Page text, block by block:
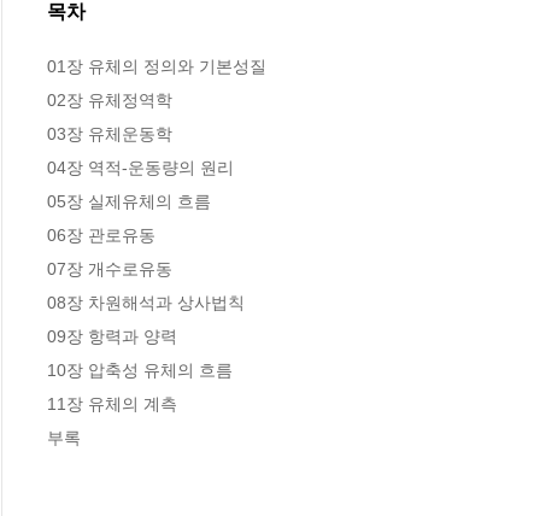
목차
01장 유체의 정의와 기본성질
02장 유체정역학
03장 유체운동학
04장 역적-운동량의 원리
05장 실제유체의 흐름
06장 관로유동
07장 개수로유동
08장 차원해석과 상사법칙
09장 항력과 양력
10장 압축성 유체의 흐름
11장 유체의 계측
부록